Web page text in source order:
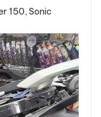
150, Sonic